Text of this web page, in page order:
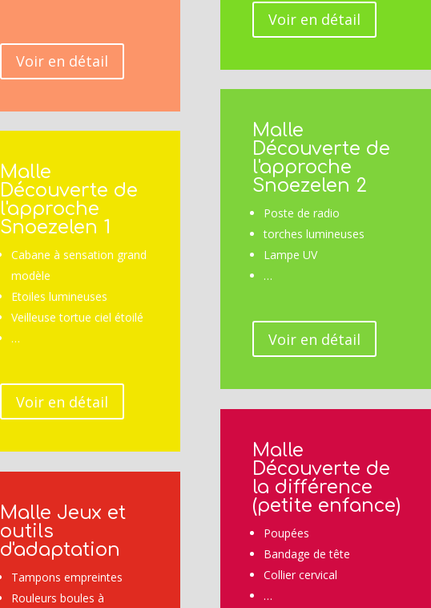
Voir en détail
Malle
Découverte de
l'approche
Snoezelen 1
Cabane à sensation grand
modèle
Etoiles lumineuses
Veilleuse tortue ciel étoilé
…
Voir en détail
Malle Jeux et
outils
d'adaptation
Tampons empreintes
Rouleurs boules à
Voir en détail
Malle
Découverte de
l'approche
Snoezelen 2
Poste de radio
torches lumineuses
Lampe UV
…
Voir en détail
Malle
Découverte de
la différence
(petite enfance)
Poupées
Bandage de tête
Collier cervical
…